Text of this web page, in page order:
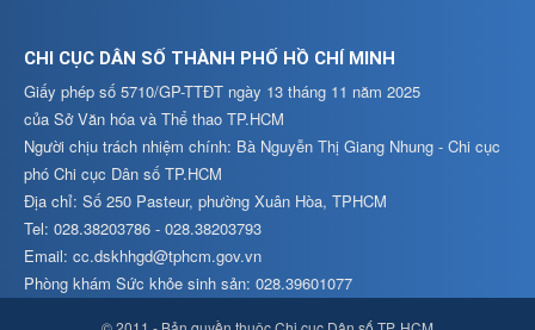
CHI CỤC DÂN SỐ THÀNH PHỐ HỒ CHÍ MINH
Giấy phép số 5710/GP-TTĐT ngày 13 tháng 11 năm 2025
của Sở Văn hóa và Thể thao TP.HCM
Người chịu trách nhiệm chính: Bà Nguyễn Thị Giang Nhung - Chi cục
phó Chi cục Dân số TP.HCM
Địa chỉ: Số 250 Pasteur, phường Xuân Hòa, TPHCM
Tel: 028.38203786 - 028.38203793
Email: cc.dskhhgd@tphcm.gov.vn
Phòng khám Sức khỏe sinh sản: 028.39601077